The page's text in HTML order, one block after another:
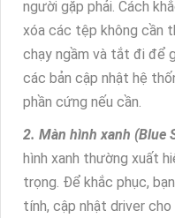
người gặp phải. Cách
xóa các tệp không cần
chạy ngầm và tắt đi để
các bản cập nhật hệ
phần cứng nếu cần.
2. Màn hình xanh (Blue
hình xanh thường xuất
trọng. Để khắc phục,
tính, cập nhật driver